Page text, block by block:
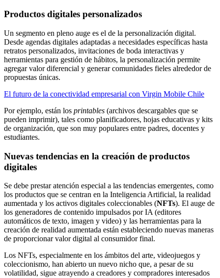
Productos digitales personalizados
Un segmento en pleno auge es el de la personalización digital.
Desde agendas digitales adaptadas a necesidades específicas hasta
retratos personalizados, invitaciones de boda interactivas y
herramientas para gestión de hábitos, la personalización permite
agregar valor diferencial y generar comunidades fieles alrededor de
propuestas únicas.
El futuro de la conectividad empresarial con Virgin Mobile Chile
Por ejemplo, están los printables (archivos descargables que se
pueden imprimir), tales como planificadores, hojas educativas y kits
de organización, que son muy populares entre padres, docentes y
estudiantes.
Nuevas tendencias en la creación de productos
digitales
Se debe prestar atención especial a las tendencias emergentes, como
los productos que se centran en la Inteligencia Artificial, la realidad
aumentada y los activos digitales coleccionables (NFTs). El auge de
los generadores de contenido impulsados por IA (editores
automáticos de texto, imagen y video) y las herramientas para la
creación de realidad aumentada están estableciendo nuevas maneras
de proporcionar valor digital al consumidor final.
Los NFTs, especialmente en los ámbitos del arte, videojuegos y
coleccionismo, han abierto un nuevo nicho que, a pesar de su
volatilidad, sigue atrayendo a creadores y compradores interesados